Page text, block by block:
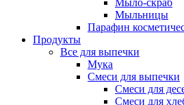
Мыло-скраб
Мыльницы
Парафин
Продукты
Все для выпечки
Мука
Смеси для выпечки
Смеси для
Смеси для